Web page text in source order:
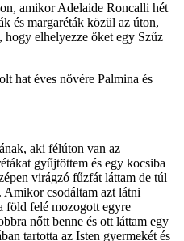
amikor Adelaide Roncalli hét
és margaréták közül az úton,
elhelyezze őket egy Szűz
hat éves nővére Palmina és
aki félúton van az
gyűjtöttem és egy kocsiba
virágzó fűzfát láttam de túl
Amikor csodáltam azt látni
föld felé mozogott egyre
nőtt benne és ott láttam egy
tartotta az Isten gyermekét és